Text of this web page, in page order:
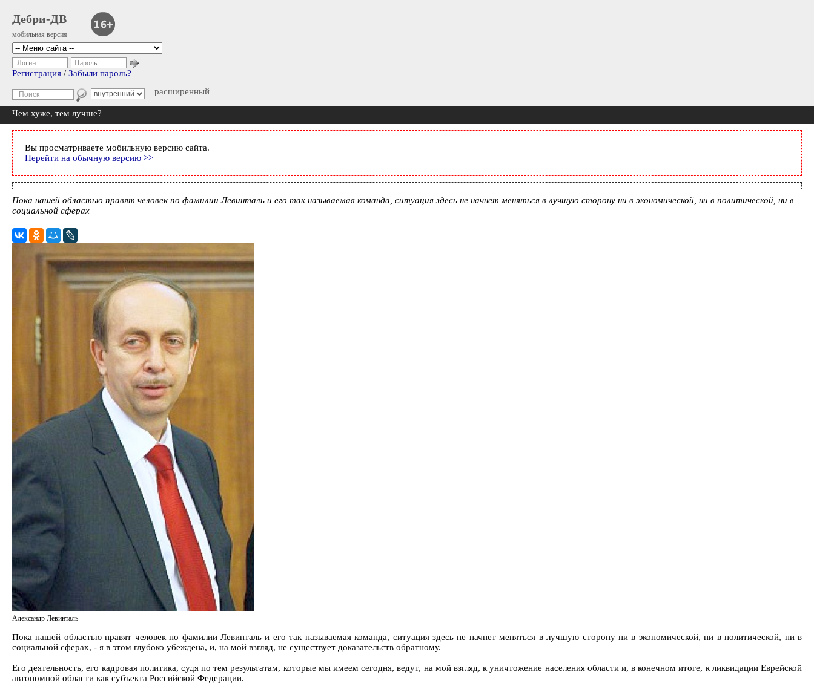
Дебри-ДВ
мобильная версия
расширенный
Логин Пароль
Регистрация / Забыли пароль?
Чем хуже, тем лучше?
Вы просматриваете мобильную версию сайта.
Перейти на обычную версию >>
Пока нашей областью правят человек по фамилии Левинталь и его так называемая команда, ситуация здесь не начнет меняться в лучшую сторону ни в экономической, ни в политической, ни в
социальной сферах
Александр Левинталь
Пока нашей областью правят человек по фамилии Левинталь и его так называемая команда, ситуация здесь не начнет меняться в лучшую сторону ни в экономической, ни в политической, ни в
социальной сферах, - я в этом глубоко убеждена, и, на мой взгляд, не существует доказательств обратному.
Его деятельность, его кадровая политика, судя по тем результатам, которые мы имеем сегодня, ведут, на мой взгляд, к уничтожение населения области и, в конечном итоге, к ликвидации Еврейской
автономной области как субъекта Российской Федерации.